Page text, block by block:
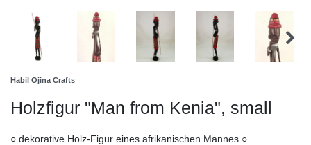
Habil Ojina Crafts
Holzfigur "Man from Kenia", small
○ dekorative Holz-Figur eines afrikanischen Mannes ○